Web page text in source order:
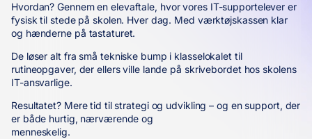
Hvordan? Gennem en elevaftale, hvor vores IT-supportelever er
fysisk til stede på skolen. Hver dag. Med værktøjskassen klar
og hænderne på tastaturet.
De løser alt fra små tekniske bump i klasselokalet til
rutineopgaver, der ellers ville lande på skrivebordet hos skolens
IT-ansvarlige.
Resultatet? Mere tid til strategi og udvikling – og en support, der
er både hurtig, nærværende og
menneskelig.